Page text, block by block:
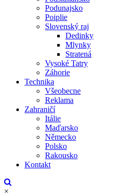
Podunajsko
Poiplie
Slovenský raj
Dedinky
Mlynky
Stratená
Vysoké Tatry
Záhorie
Technika
Všeobecne
Reklama
Zahraničí
Itálie
Maďarsko
Německo
Polsko
Rakousko
Kontakt
×